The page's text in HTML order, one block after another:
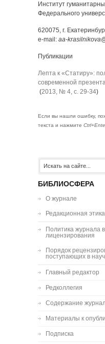
Институт
Федерального
620075, г.
e-mail: aa-
Публикации
Лепта к «Статиру»:
современной
(2013, № 4, с. 29-34)
Если вы нашли ошибку,
текста и нажмите
БИБЛИОСФЕРА
О журнале
Редакционная этика
Политика журнала
лицензирования
Порядок
поступающих в
Главный редактор
Редколлегия
Содержание
Материалы к
Подписка